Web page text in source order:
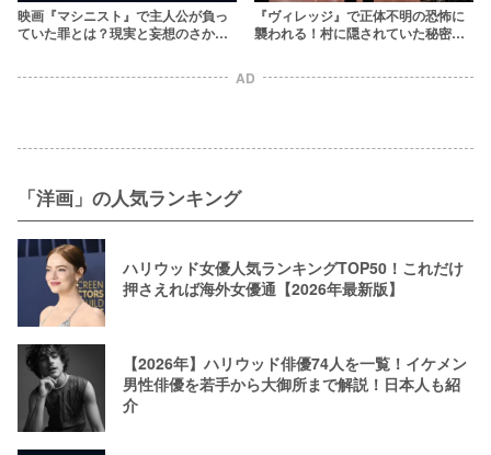
映画『マシニスト』で主人公が負っ
ていた罪とは？現実と妄想のさかい
『ヴィレッジ』で正体不明の恐怖に
襲われる！村に隠されていた秘密と
AD
「洋画」の人気ランキング
ハリウッド女優人気ランキングTOP50！これだけ
押さえれば海外女優通【2026年最新版】
【2026年】ハリウッド俳優74人を一覧！イケメン
男性俳優を若手から大御所まで解説！日本人も紹
介